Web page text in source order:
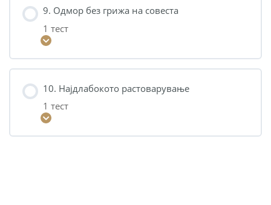
9. Одмор без грижа на совеста
1 тест
10. Најдлабокото растоварување
1 тест